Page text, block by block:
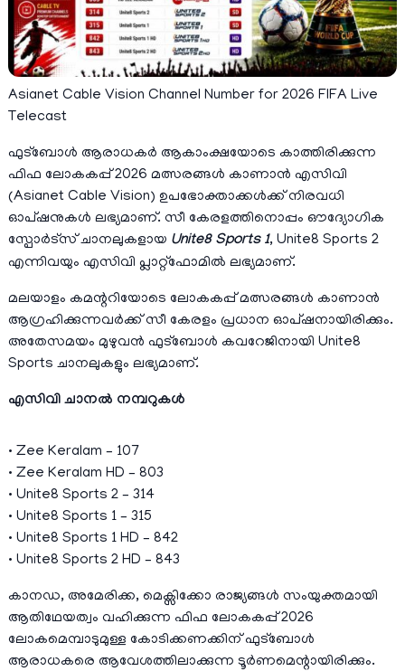
Asianet Cable Vision Channel Number for 2026 FIFA Live
Telecast
ഫുട്ബോൾ ആരാധകർ ആകാംക്ഷയോടെ കാത്തിരിക്കുന്ന
ഫിഫ ലോകകപ്പ് 2026 മത്സരങ്ങൾ കാണാൻ എസിവി
(Asianet Cable Vision) ഉപഭോക്താക്കൾക്ക് നിരവധി
ഓപ്ഷനുകൾ ലഭ്യമാണ്. സീ കേരളത്തിനൊപ്പം ഔദ്യോഗിക
സ്പോർട്സ് ചാനലുകളായ Unite8 Sports 1, Unite8 Sports 2
എന്നിവയും എസിവി പ്ലാറ്റ്ഫോമിൽ ലഭ്യമാണ്.
മലയാളം കമന്ററിയോടെ ലോകകപ്പ് മത്സരങ്ങൾ കാണാൻ
ആഗ്രഹിക്കുന്നവർക്ക് സീ കേരളം പ്രധാന ഓപ്ഷനായിരിക്കും.
അതേസമയം മുഴുവൻ ഫുട്ബോൾ കവറേജിനായി Unite8
Sports ചാനലുകളും ലഭ്യമാണ്.
എസിവി ചാനൽ നമ്പറുകൾ
• Zee Keralam – 107
• Zee Keralam HD – 803
• Unite8 Sports 2 – 314
• Unite8 Sports 1 – 315
• Unite8 Sports 1 HD – 842
• Unite8 Sports 2 HD – 843
കാനഡ, അമേരിക്ക, മെക്സിക്കോ രാജ്യങ്ങൾ സംയുക്തമായി
ആതിഥേയത്വം വഹിക്കുന്ന ഫിഫ ലോകകപ്പ് 2026
ലോകമെമ്പാടുമുള്ള കോടിക്കണക്കിന് ഫുട്ബോൾ
ആരാധകരെ ആവേശത്തിലാക്കുന്ന ടൂർണമെന്റായിരിക്കും.